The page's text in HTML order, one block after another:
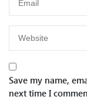
Save my name,
next time I